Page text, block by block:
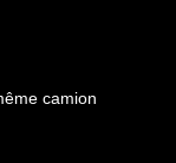
camion